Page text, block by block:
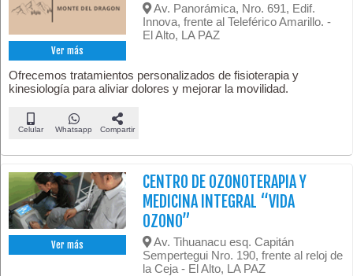
Ver más
Av. Panorámica, Nro. 691, Edif.
Innova, frente al Teleférico Amarillo. -
El Alto, LA PAZ
Ofrecemos tratamientos personalizados de fisioterapia y
kinesiología para aliviar dolores y mejorar la movilidad.
Celular Whatsapp Compartir
Ver más
CENTRO DE OZONOTERAPIA Y
MEDICINA INTEGRAL “VIDA
OZONO”
Av. Tihuanacu esq. Capitán
Sempertegui Nro. 190, frente al reloj de
la Ceja - El Alto, LA PAZ